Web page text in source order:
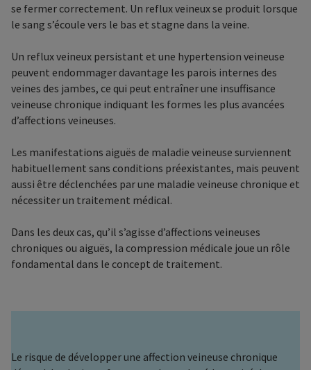
se fermer correctement. Un reflux veineux se produit lorsque
le sang s’écoule vers le bas et stagne dans la veine.
Un reflux veineux persistant et une hypertension veineuse
peuvent endommager davantage les parois internes des
veines des jambes, ce qui peut entraîner une insuffisance
veineuse chronique indiquant les formes les plus avancées
d’affections veineuses.
Les manifestations aiguës de maladie veineuse surviennent
habituellement sans conditions préexistantes, mais peuvent
aussi être déclenchées par une maladie veineuse chronique et
nécessiter un traitement médical.
Dans les deux cas, qu’il s’agisse d’affections veineuses
chroniques ou aiguës, la compression médicale joue un rôle
fondamental dans le concept de traitement.
Le risque de développer une affection veineuse chronique